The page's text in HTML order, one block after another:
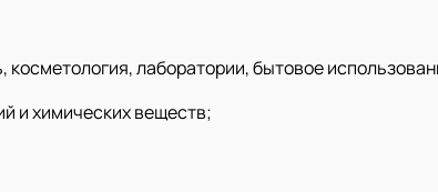
лаборатории, бытовое
и химических веществ;